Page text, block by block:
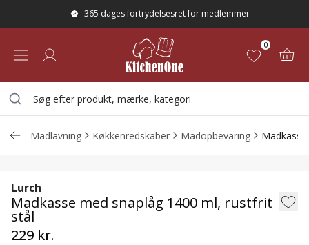
365 dages fortrydelsesret for medlemmer
0
Madlavning Køkkenredskaber Madopbevaring Madkasse
Madkasse med snaplåg 1400 ml,
Lurch
Madkasse med snaplåg 1400 ml, rustfrit
stål
229 kr.